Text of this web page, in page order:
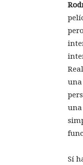
una
Sí